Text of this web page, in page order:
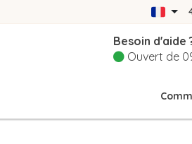
Besoin d'aide
Ouvert de